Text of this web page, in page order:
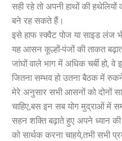
सही रहे तो अपनी हाथों की हथेलियों
बने रह सकते हैं।
इसे हाफ स्क्वैट पोज या साइड लंज
यह आसन कूल्हों-पंजों की ताकत
जांघों वाले भाग में अधिक चर्बी हो,
जितना सम्भव हो उतना बैठक में
मेरे अनुसार सभी आसनों को दोनों
चाहिए,बस इन सब योग मुद्राओं में
सहन शक्ति बढ़ाते हुए अपने ध्यान
को सार्थक करना चाहये,तभी सभी